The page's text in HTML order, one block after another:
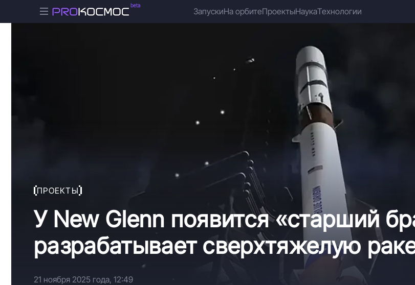
ЗапускиНа орбитеПроектыНаукаТехнологии
ПРОЕКТЫ
У New Glenn появится «старший
разрабатывает сверхтяжелую
21 ноября 2025 года, 12:49